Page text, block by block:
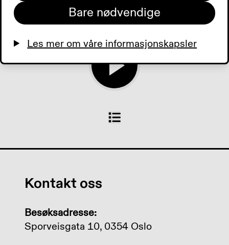
0:00 0:00
Kontakt oss
Besøksadresse:
Sporveisgata 10, 0354 Oslo
Bare nødvendige
Les mer om våre informasjonskapsler